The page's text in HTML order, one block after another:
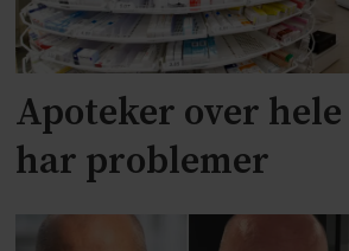
Apoteker over
har problemer